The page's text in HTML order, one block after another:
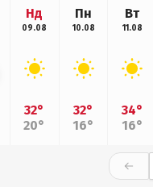
Нд
09.08
32°
20°
Пн
10.08
32°
16°
Вт
11.08
34°
16°